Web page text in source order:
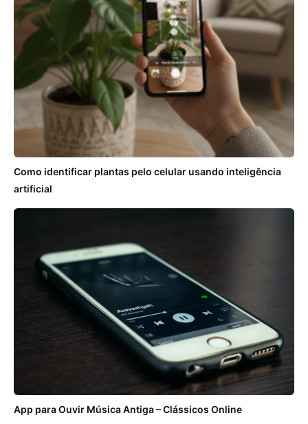
Como identificar plantas pelo celular usando inteligência
artificial
App para Ouvir Música Antiga – Clássicos Online